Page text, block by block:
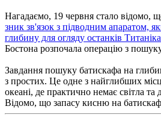
Нагадаємо, 19 червня стало відомо,
зник зв'язок з підводним апаратом,
глибину для огляду останків Титаніка
Бостона розпочала операцію з
Завдання пошуку батискафа на
з простих. Це одне з найглибших
океані, де практично немає світла
Відомо, що запасу кисню на